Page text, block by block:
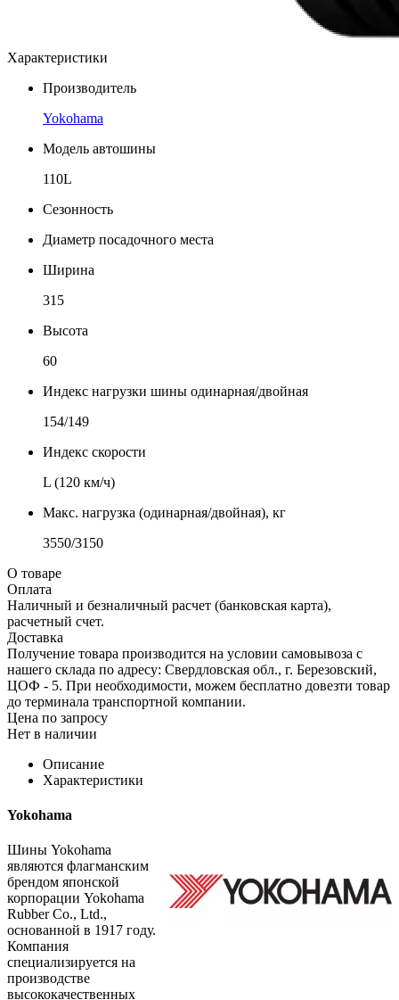
Характеристики
Производитель
Yokohama
Модель автошины
110L
Сезонность
Диаметр посадочного места
Ширина
315
Высота
60
Индекс нагрузки шины одинарная/двойная
154/149
Индекс скорости
L (120 км/ч)
Макс. нагрузка (одинарная/двойная), кг
3550/3150
О товаре
Оплата
Наличный и безналичный расчет (банковская карта),
расчетный счет.
Доставка
Получение товара производится на условии самовывоза с
нашего склада по адресу: Свердловская обл., г. Березовский,
ЦОФ - 5. При необходимости, можем бесплатно довезти товар
до терминала транспортной компании.
Цена по запросу
Нет в наличии
Описание
Характеристики
Yokohama
Шины Yokohama
являются флагманским
брендом японской
корпорации Yokohama
Rubber Co., Ltd.,
основанной в 1917 году.
Компания
специализируется на
производстве
высококачественных